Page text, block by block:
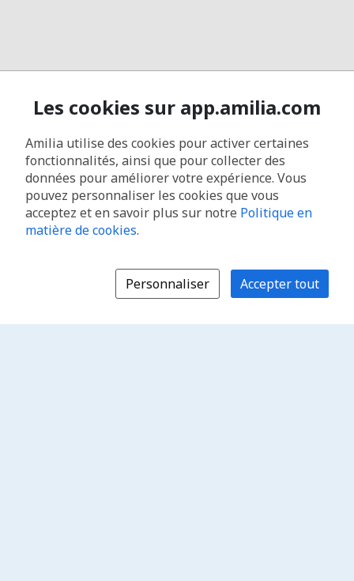
Les cookies sur app.amilia.com
Amilia utilise des cookies pour activer certaines
fonctionnalités, ainsi que pour collecter des
données pour améliorer votre expérience. Vous
pouvez personnaliser les cookies que vous
acceptez et en savoir plus sur notre Politique en
matière de cookies.
Personnaliser Accepter tout